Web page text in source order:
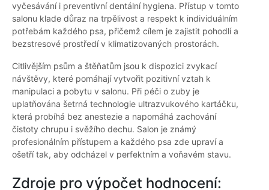
vyčesávání i preventivní dentální hygiena. Přístup v tomto
salonu klade důraz na trpělivost a respekt k individuálním
potřebám každého psa, přičemž cílem je zajistit pohodlí a
bezstresové prostředí v klimatizovaných prostorách.
Citlivějším psům a štěňatům jsou k dispozici zvykací
návštěvy, které pomáhají vytvořit pozitivní vztah k
manipulaci a pobytu v salonu. Při péči o zuby je
uplatňována šetrná technologie ultrazvukového kartáčku,
která probíhá bez anestezie a napomáhá zachování
čistoty chrupu i svěžího dechu. Salon je známý
profesionálním přístupem a každého psa zde upraví a
ošetří tak, aby odcházel v perfektním a voňavém stavu.
Zdroje pro výpočet hodnocení: